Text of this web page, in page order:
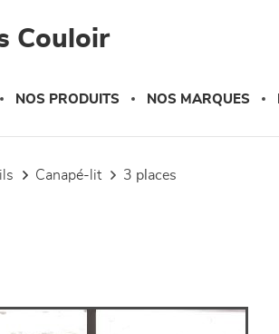
Couloir
NOS PRODUITS NOS MARQUES
canapé-lit 3 places